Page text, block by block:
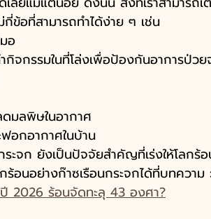
ข้อที่สามารถทำได้ง่าย ๆ เช่น
อ
จกรรมในที่โล่งเพื่อป้องกันอาการป่ว
ดมลพิษในอากาศ
อกอากาศในบ้าน
ะจก ยังเป็นปัจจัยสำคัญที่เร่งให้โลกร้
อนอย่างก๊าซเรือนกระจกได้ที่บทความ :
2026 ร้อนจัดทะลุ 43 องศา?